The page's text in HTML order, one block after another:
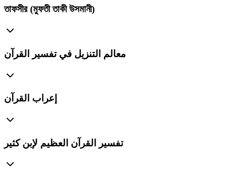
তাফসীর (মুফতী তাকী উসমানী)
معالم التنزيل في تفسير القرآن
إعراب القرآن
تفسير القرآن العظيم لإبن كثير